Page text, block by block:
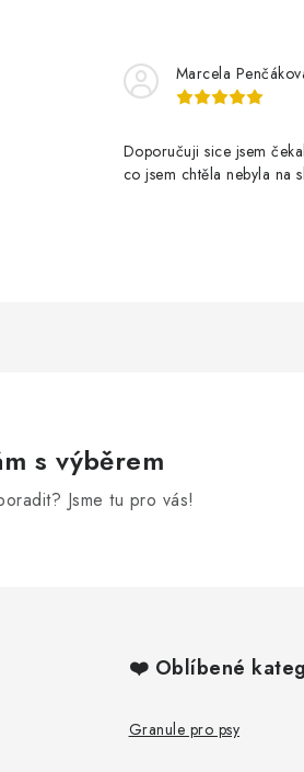
Marcela
Doporučuji sice jsem
co jsem chtěla nebyla na
s výběrem
Jsme tu pro vás!
❤️ Oblíbené
Granule pro psy